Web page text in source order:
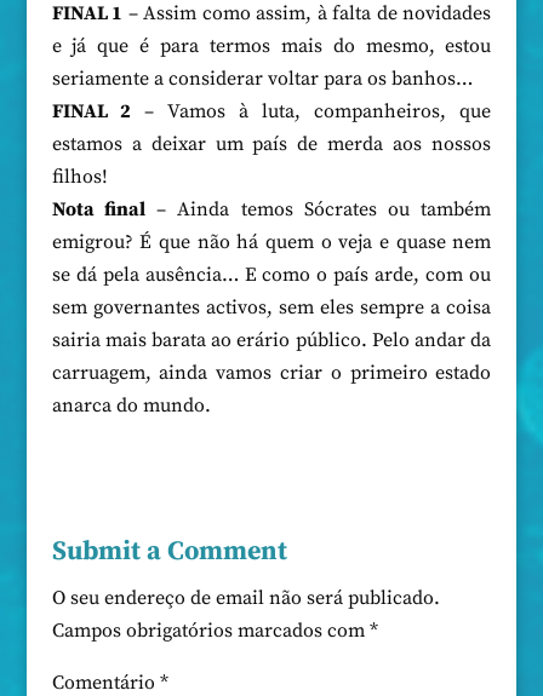
FINAL 1 – Assim como assim, à falta de novidades
e já que é para termos mais do mesmo, estou
seriamente a considerar voltar para os banhos…
FINAL 2 – Vamos à luta, companheiros, que
estamos a deixar um país de merda aos nossos
filhos!
Nota final– Ainda temos Sócrates ou também
emigrou? É que não há quem o veja e quase nem
se dá pela ausência… E como o país arde, com ou
sem governantes activos, sem eles sempre a coisa
sairia mais barata ao erário público. Pelo andar da
carruagem, ainda vamos criar o primeiro estado
anarca do mundo.
Submit a Comment
O seu endereço de email não será publicado.
Campos obrigatórios marcados com *
Comentário *